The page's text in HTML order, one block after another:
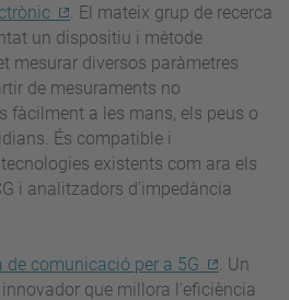
. El mateix grup de recerca
un dispositiu i mètode
mesurar diversos paràmetres
de mesuraments no
fàcilment a les mans, els peus o
És compatible i
existents com ara els
i analitzadors d'impedància
comunicació per a 5G
. Un
que millora l'eficiència